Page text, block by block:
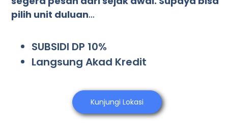
pilih unit duluan…
SUBSIDI DP 10%
Langsung Akad Kredit
Kunjungi Lokasi